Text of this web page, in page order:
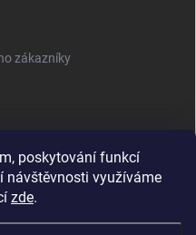
poskytování funkcí
návštěvnosti využíváme
zde.
zákazníky